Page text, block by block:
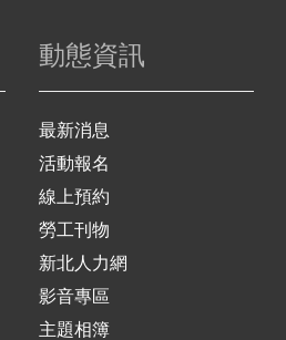
動態資訊
最新消息
活動報名
線上預約
勞工刊物
新北人力網
影音專區
主題相簿